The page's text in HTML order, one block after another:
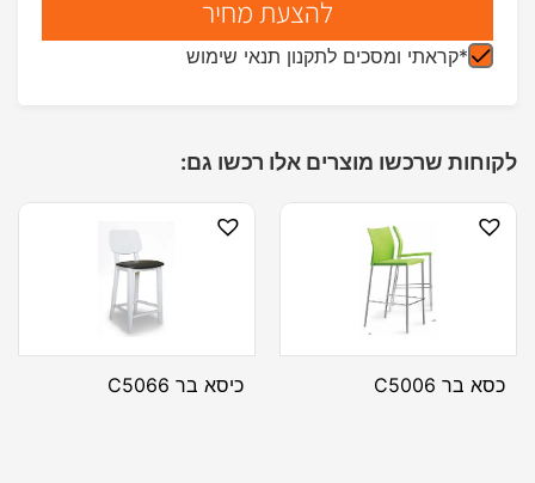
*קראתי ומסכים לתקנון תנאי שימוש
לקוחות שרכשו מוצרים אלו רכשו גם:
כסא בר C5006 כיסא בר C5066